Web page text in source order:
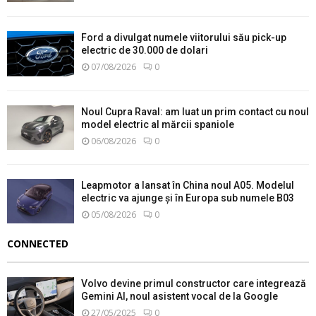
Ford a divulgat numele viitorului său pick-up
electric de 30.000 de dolari
07/08/2026 0
Noul Cupra Raval: am luat un prim contact cu noul
model electric al mărcii spaniole
06/08/2026 0
Leapmotor a lansat în China noul A05. Modelul
electric va ajunge și în Europa sub numele B03
05/08/2026 0
CONNECTED
Volvo devine primul constructor care integrează
Gemini AI, noul asistent vocal de la Google
27/05/2025 0